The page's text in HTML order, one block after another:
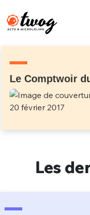
Le Comptwoir
Les
JE M'INSCRIS
PSEUDO*
EMAIL*
PASSWORD*
Que
Ma